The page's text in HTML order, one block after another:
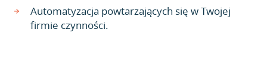
Automatyzacja powtarzających się w Twojej
firmie czynności.